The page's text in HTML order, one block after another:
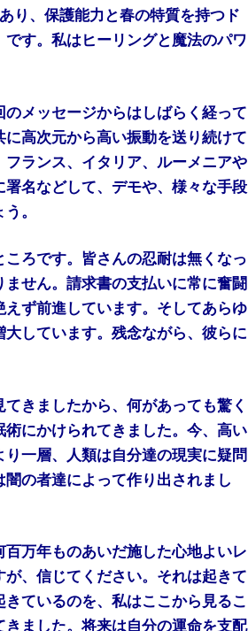
り、保護能力と春の特質を持つド
す。私はヒーリングと魔法のパワ
メッセージからはしばらく経って
高次元から高い振動を送り続けて
ランス、イタリア、ルーメニアや
名などして、デモや、様々な手段
。
ろです。皆さんの忍耐は無くなっ
せん。請求書の支払いに常に奮闘
ず前進しています。そしてあらゆ
しています。残念ながら、彼らに
きましたから、何があっても驚く
にかけられてきました。今、高い
一層、人類は自分達の現実に疑問
の者達によって作り出されまし
万年ものあいだ施した心地よいレ
、信じてください。それは起きて
ているのを、私はここから見るこ
ました。将来は自分の運命を支配